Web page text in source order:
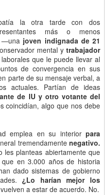
la otra tarde con dos
más o menos
—una joven indignada de 21
mental y trabajador
que le puede llevar al
de convergencia en sus
parte de su mensaje verbal, a
actuales. Partían de ideas
de IU y otro votante del
coincidían, algo que nos debe
emplea en su interiorpara
tremendamente negativo.
les planteas abiertamente que
en 3.000 años de historia
dado sistemas de gobierno
¿Lo harían mejor los
a estar de acuerdo. No.